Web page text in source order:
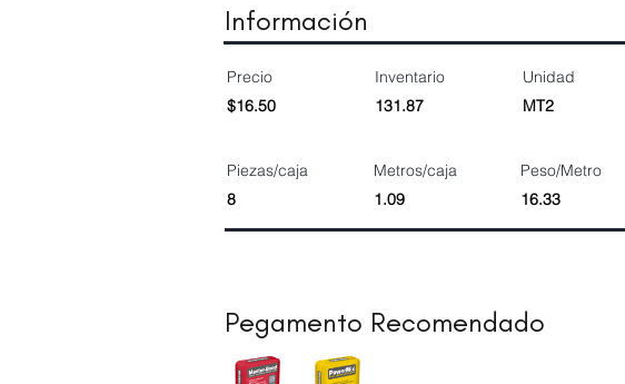
Información
Precio Inventario
Unidad
$16.50
131.87 MT2
Piezas/caja Metros/caja Peso/Metro
8
1.09 16.33
Pegamento Recomendado